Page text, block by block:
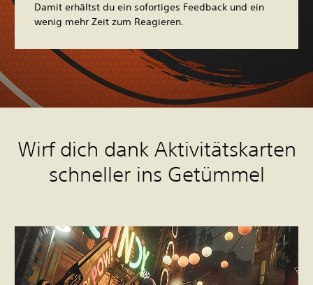
Damit erhältst du ein sofortiges Feedback und ein
wenig mehr Zeit zum Reagieren.
Wirf dich dank Aktivitätskarten
schneller ins Getümmel